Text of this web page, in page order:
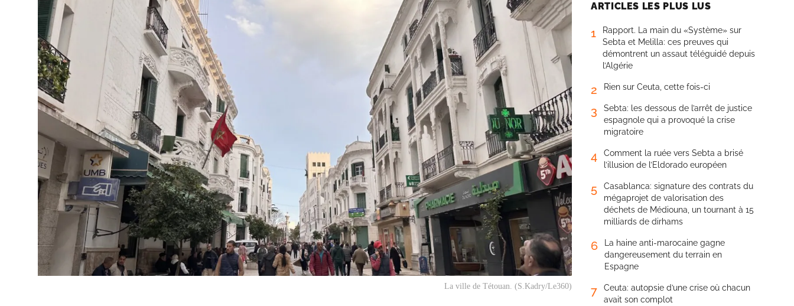
La ville de Tétouan. (S.Kadry/Le360)
ARTICLES LES PLUS LUS
1
Rapport. La main du «Système» sur
Sebta et Melilla: ces preuves qui
démontrent un assaut téléguidé depuis
l’Algérie
2 Rien sur Ceuta, cette fois-ci
3
Sebta: les dessous de l’arrêt de justice
espagnole qui a provoqué la crise
migratoire
4
Comment la ruée vers Sebta a brisé
l’illusion de l’Eldorado européen
5
Casablanca: signature des contrats du
mégaprojet de valorisation des
déchets de Médiouna, un tournant à 15
milliards de dirhams
6
La haine anti-marocaine gagne
dangereusement du terrain en
Espagne
7
Ceuta: autopsie d’une crise où chacun
avait son complot